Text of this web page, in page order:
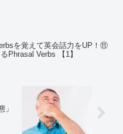
を覚えて英会話力をUP！⑪
Phrasal Verbs 【1】
」